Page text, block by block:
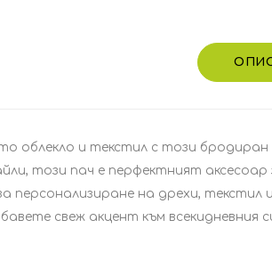
облекло и текстил с този
този пач е перфектният
персонализиране на дрехи, текстил
свеж акцент към всекидневния